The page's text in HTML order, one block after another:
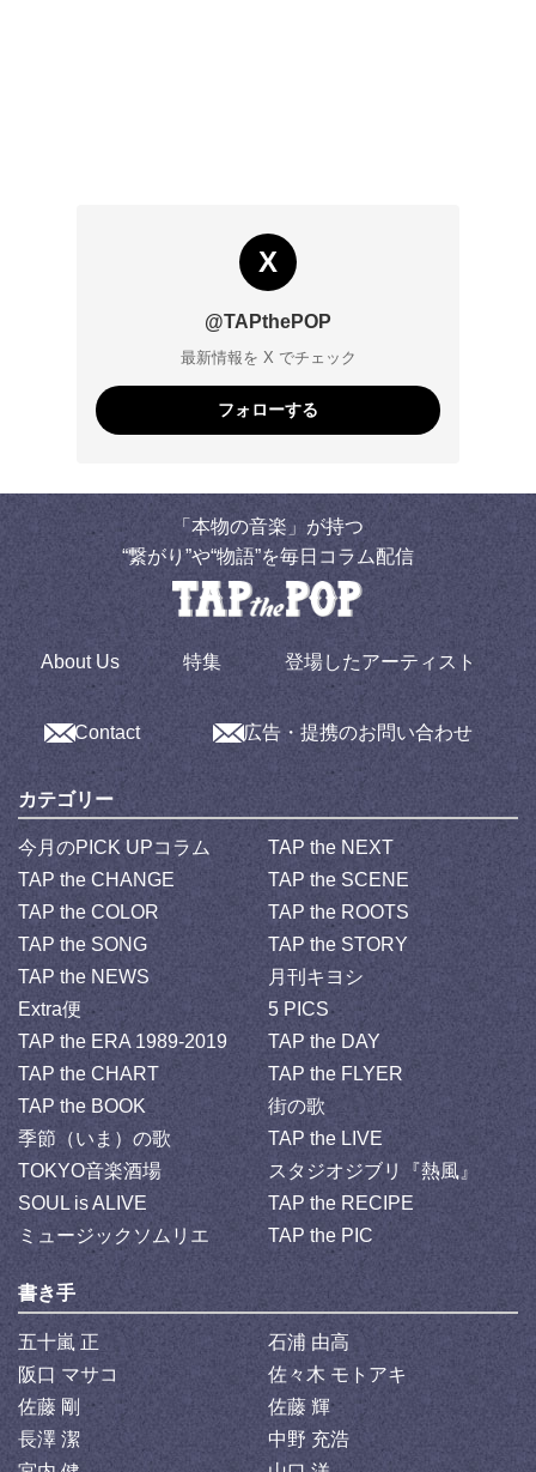
X
@TAPthePOP
最新情報を X でチェック
フォローする
「本物の音楽」が持つ
“繋がり”や“物語”を毎日コラム配信
About Us 特集 登場したアーティスト
Contact 広告・提携のお問い合わせ
カテゴリー
今月のPICK UPコラム
TAP the NEXT
TAP the CHANGE
TAP the SCENE
TAP the COLOR
TAP the ROOTS
TAP the SONG
TAP the STORY
TAP the NEWS
月刊キヨシ
Extra便
5 PICS
TAP the ERA 1989-2019
TAP the DAY
TAP the CHART
TAP the FLYER
TAP the BOOK
街の歌
季節（いま）の歌
TAP the LIVE
TOKYO音楽酒場
スタジオジブリ『熱風』
SOUL is ALIVE
TAP the RECIPE
ミュージックソムリエ
TAP the PIC
書き手
五十嵐 正
石浦 由高
阪口 マサコ
佐々木 モトアキ
佐藤 剛
佐藤 輝
長澤 潔
中野 充浩